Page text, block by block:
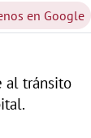
en Google
al tránsito